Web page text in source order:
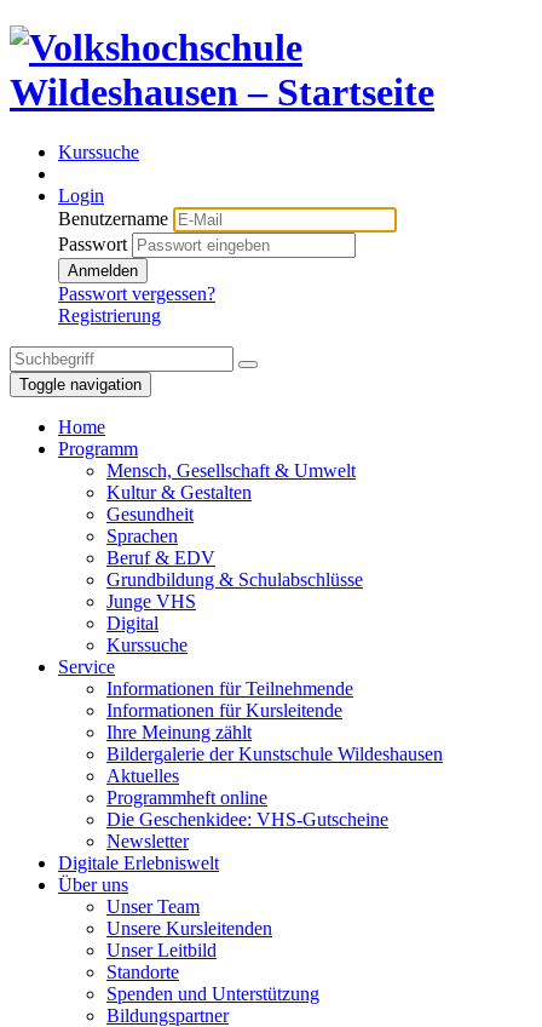
Kurssuche
Login
Benutzername
Passwort
Anmelden
Passwort vergessen?
Registrierung
Toggle navigation
Home
Programm
Mensch, Gesellschaft & Umwelt
Kultur & Gestalten
Gesundheit
Sprachen
Beruf & EDV
Grundbildung & Schulabschlüsse
Junge VHS
Digital
Kurssuche
Service
Informationen für Teilnehmende
Informationen für Kursleitende
Ihre Meinung zählt
Bildergalerie der Kunstschule Wildeshausen
Aktuelles
Programmheft online
Die Geschenkidee: VHS-Gutscheine
Newsletter
Digitale Erlebniswelt
Über uns
Unser Team
Unsere Kursleitenden
Unser Leitbild
Standorte
Spenden und Unterstützung
Bildungspartner